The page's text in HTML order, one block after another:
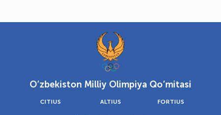
O‘zbekiston Milliy Olimpiya Qo‘mitasi
CITIUS ALTIUS FORTIUS